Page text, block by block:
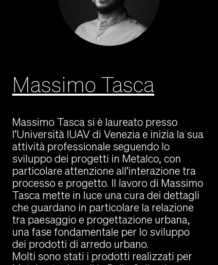
Massimo Tasca
Massimo Tasca si è laureato presso
l’Università IUAV di Venezia e inizia la sua
attività professionale seguendo lo
sviluppo dei progetti in Metalco, con
particolare attenzione all’interazione tra
processo e progetto. Il lavoro di Massimo
Tasca mette in luce una cura dei dettagli
che guardano in particolare la relazione
tra paesaggio e progettazione urbana,
una fase fondamentale per lo sviluppo
dei prodotti di arredo urbano.
Molti sono stati i prodotti realizzati per